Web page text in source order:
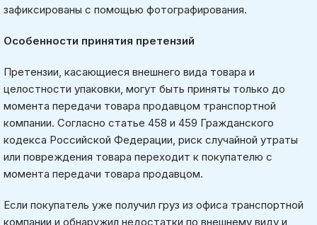
зафиксированы с помощью фотографирования.
Особенности принятия претензий
Претензии, касающиеся внешнего вида товара и
целостности упаковки, могут быть приняты только до
момента передачи товара продавцом транспортной
компании. Согласно статье 458 и 459 Гражданского
кодекса Российской Федерации, риск случайной утраты
или повреждения товара переходит к покупателю с
момента передачи товара продавцом.
Если покупатель уже получил груз из офиса транспортной
компании и обнаружил недостатки по внешнему виду и